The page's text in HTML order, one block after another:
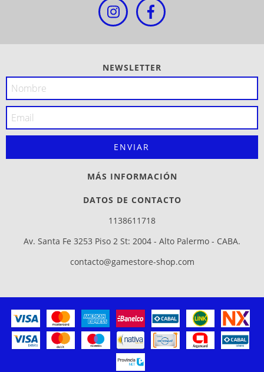
NEWSLETTER
MÁS INFORMACIÓN
DATOS DE CONTACTO
1138611718
Av. Santa Fe 3253 Piso 2 St: 2004 - Alto Palermo - CABA.
contacto@gamestore-shop.com